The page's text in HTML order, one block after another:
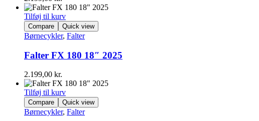
Tilføj til kurv
Compare Quick view
Børnecykler, Falter
Falter FX 180 18″ 2025
2.199,00 kr.
Tilføj til kurv
Compare Quick view
Børnecykler, Falter